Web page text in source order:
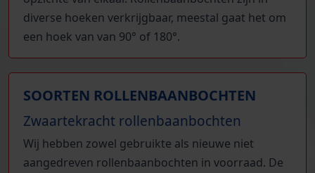
diverse hoeken verkrijgbaar, meestal gaat het om
een hoek van van 90° of 180°.
SOORTEN ROLLENBAANBOCHTEN
Zwaartekracht rollenbaanbochten
Wij hebben zowel gebruikte als nieuwe niet
aangedreven rollenbaanbochten in voorraad. De